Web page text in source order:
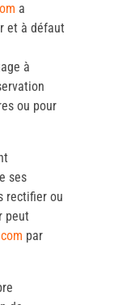
a
et à défaut
à
ou pour
ses
rectifier ou
peut
par